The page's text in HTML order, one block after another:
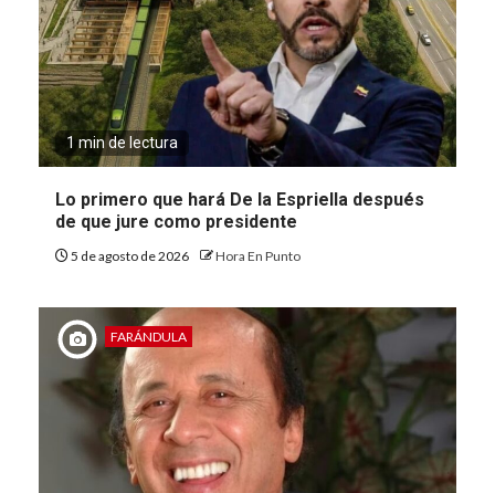
1 min de lectura
Lo primero que hará De la Espriella después
de que jure como presidente
5 de agosto de 2026 Hora En Punto
FARÁNDULA